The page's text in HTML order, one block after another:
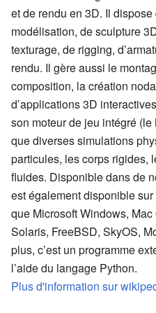
et de rendu en 3D. Il
modélisation, de sculpture
texturage, de rigging,
rendu. Il gère aussi le
composition, la création
d’applications 3D
son moteur de jeu intégré
que diverses simulations
particules, les corps rigides,
fluides. Disponible dans de
est également disponible
que Microsoft Windows,
Solaris, FreeBSD, SkyOS,
plus, c’est un programme
l’aide du langage Python.
Plus d'information sur